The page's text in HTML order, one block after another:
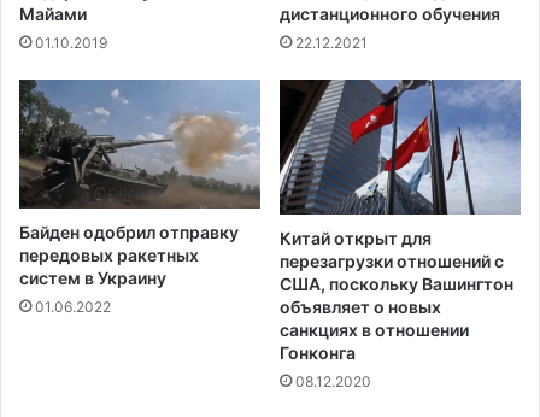
л
я
д
о
р
о
в
ь
я
Майами
01.10.2019
дистанционного обучения
22.12.2021
Байден одобрил отправку
передовых ракетных
систем в Украину
01.06.2022
Китай открыт для
перезагрузки отношений с
США, поскольку Вашингтон
объявляет о новых
санкциях в отношении
Гонконга
08.12.2020